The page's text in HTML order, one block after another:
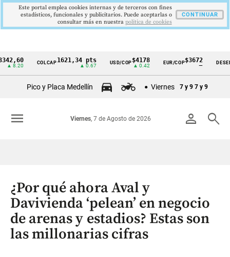
Cintillo
Colombia
COLCAP1621,34 pts USD/COP$4178
▲ 0.42
EUR/COP$3672
—
DESEMPLEO
Pico y Placa Medellín Viernes 7 y 9 7 y 9
person search
Viernes, 7 de Agosto de 2026
menu
¿Por qué ahora Aval y
Davivienda ‘pelean’ en negocio
de arenas y estadios? Estas son
las millonarias cifras
Este portal emplea cookies internas y de terceros con fines
estadísticos, funcionales y publicitarios. Puede aceptarlas o
consultar más en nuestra politica de cookies
CONTINUAR